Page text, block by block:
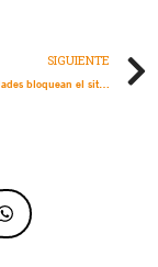
SIGUIENTE
Rusia: Las autoridades bloquean el sitio web de Amnistía Internacional en lengua rusa